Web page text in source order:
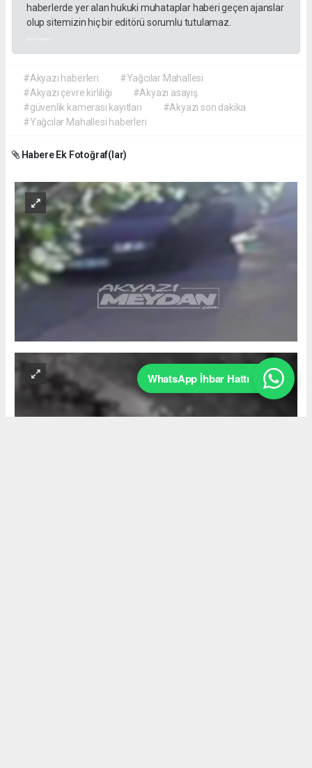
haberlerde yer alan hukuki muhataplar haberi geçen ajanslar
olup sitemizin hiç bir editörü sorumlu tutulamaz.
#Akyazı haberleri
#Yağcılar Mahallesi
#Akyazı çevre kirliliği
#Akyazı asayiş
#güvenlik kamerası kayıtları
#Akyazı son dakika
#Yağcılar Mahallesi haberleri
Habere Ek Fotoğraf(lar)
WhatsApp İhbar Hattı